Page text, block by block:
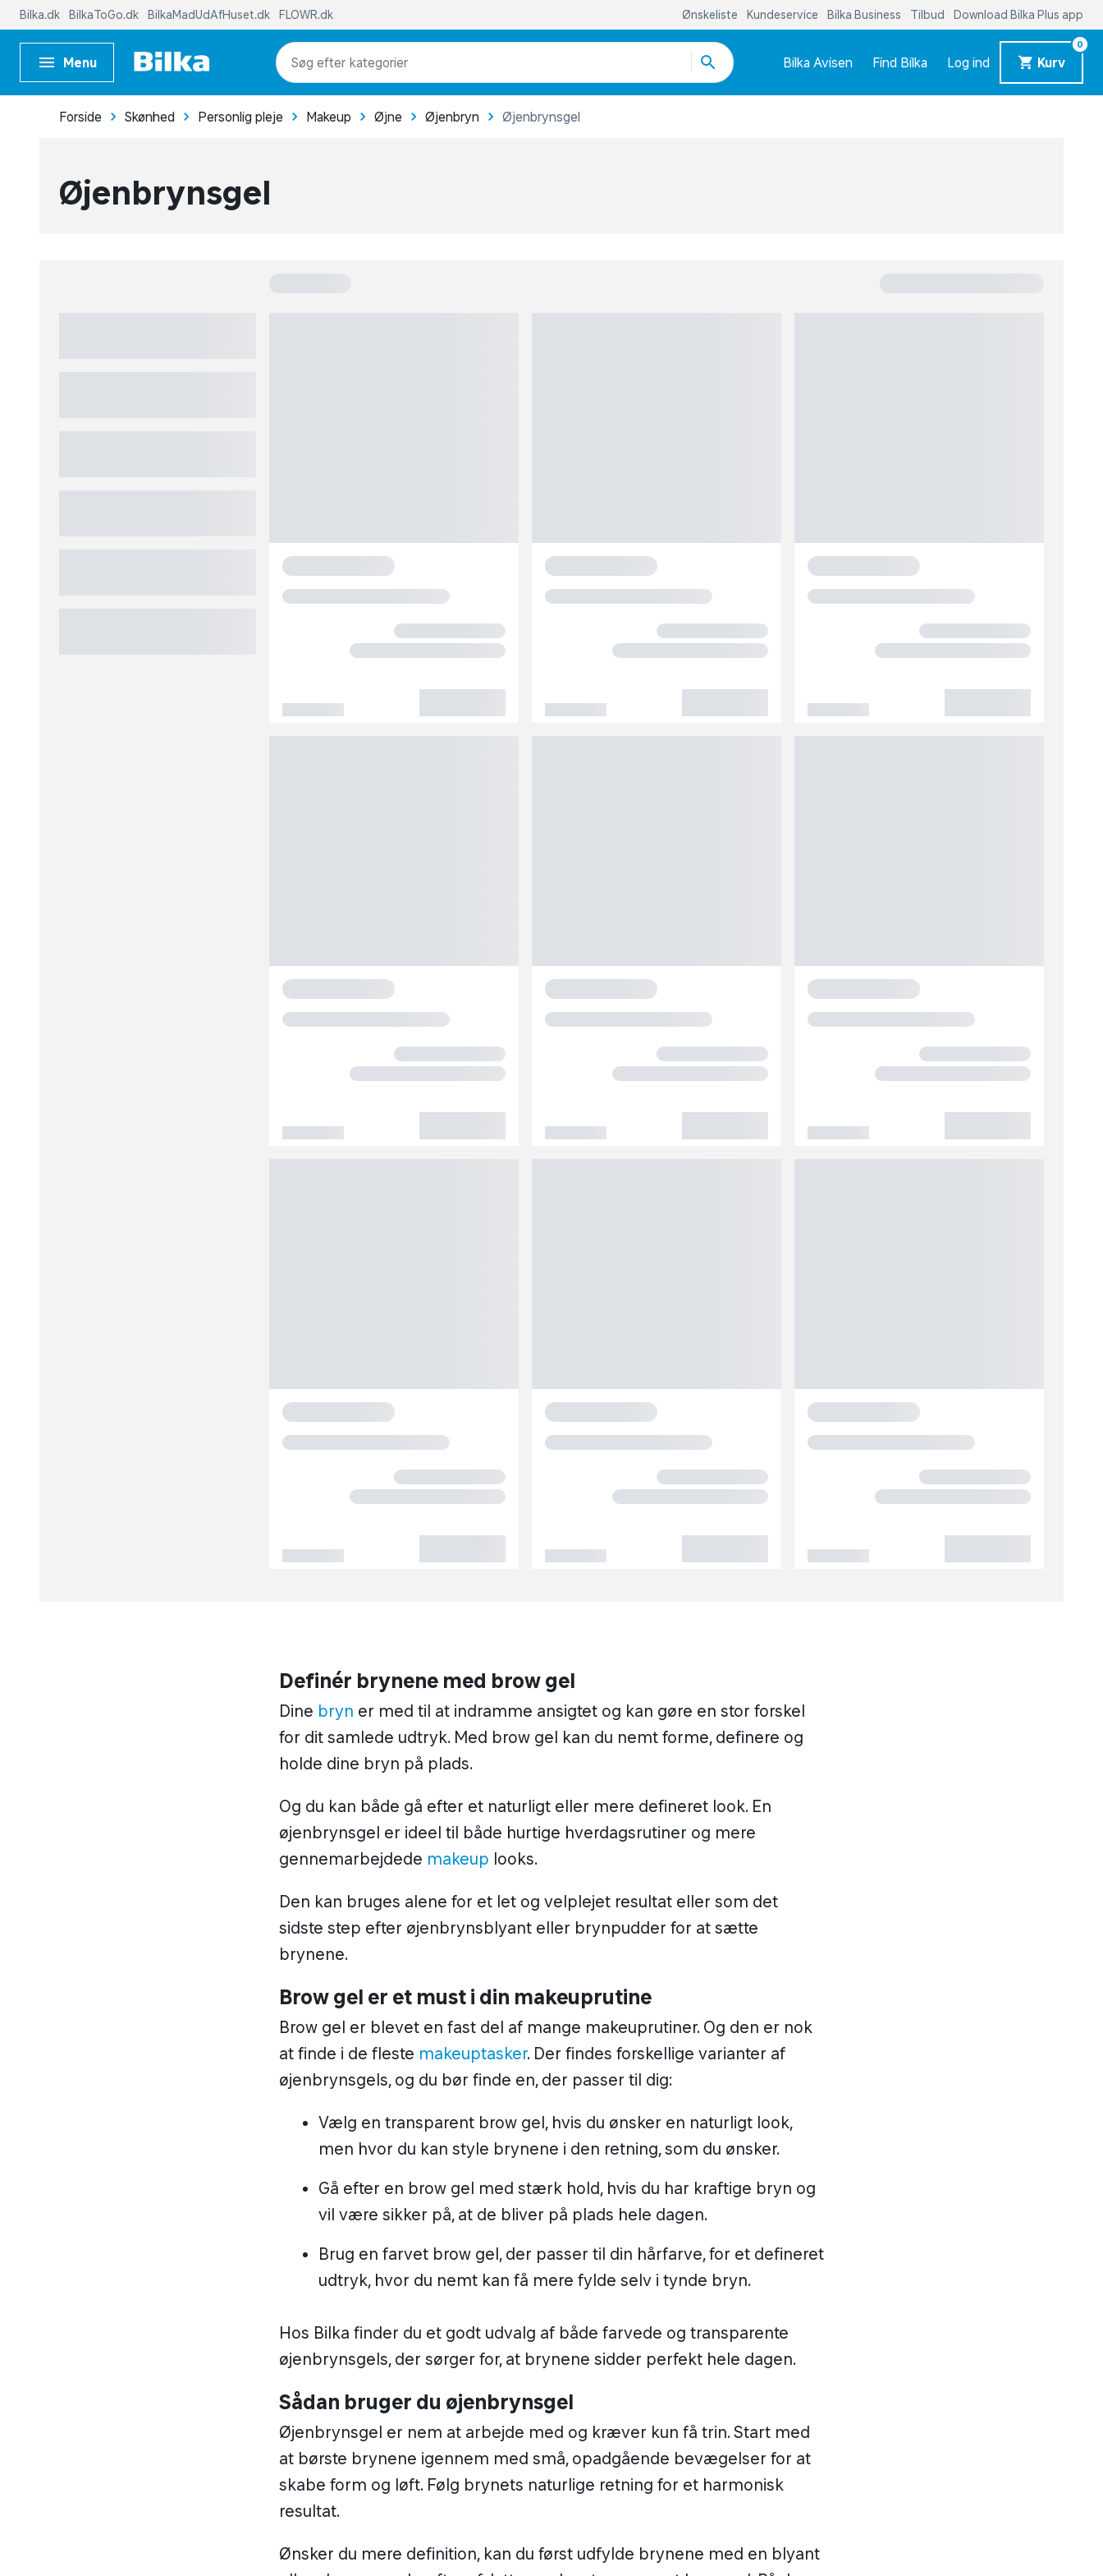
Menu
produkter
kategorier
mere end 51.000 varer
Bilka Avisen Find Bilka Log ind Kurv
0
Forside Skønhed Personlig pleje Makeup Øjne Øjenbryn Øjenbrynsgel
Øjenbrynsgel
Definér brynene med brow gel
Dine bryn er med til at indramme ansigtet og kan gøre en stor forskel
for dit samlede udtryk. Med brow gel kan du nemt forme, definere og
holde dine bryn på plads.
øjenbrynsgel er ideel til både hurtige hverdagsrutiner og mere
gennemarbejdedemakeuplooks.
Den kan bruges alene for et let og velplejet resultat eller som det
sidste step efter øjenbrynsblyant eller brynpudder for at sætte
brynene.
Brow gel er et must i din makeuprutine
at finde i de flestemakeuptasker. Der findes forskellige varianter af
øjenbrynsgels, og du bør finde en, der passer til dig:
Vælg en transparent brow gel, hvis du ønsker en naturligt look,
men hvor du kan style brynene i den retning, som du ønsker.
Gå efter en brow gel med stærk hold, hvis du har kraftige bryn og
vil være sikker på, at de bliver på plads hele dagen.
Brug en farvet brow gel, der passer til din hårfarve, for et defineret
udtryk, hvor du nemt kan få mere fylde selv i tynde bryn.
Hos Bilka finder du et godt udvalg af både farvede og transparente
øjenbrynsgels, der sørger for, at brynene sidder perfekt hele dagen.
Øjenbrynsgel er nem at arbejde med og kræver kun få trin. Start med
at børste brynene igennem med små, opadgående bevægelser for at
skabe form og løft. Følg brynets naturlige retning for et harmonisk
Ønsker du mere definition, kan du først udfylde brynene med en blyant
eller skygge og derefter afslutte med en transparent brow gel. På den
måde får du både form, farve og hold i ét samlet look.
Skab dit brynlook hos Bilka
Hos Bilka finder du brow gel, der gør det nemt at skabe et brynlook,